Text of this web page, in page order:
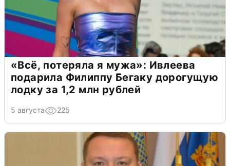
«Всё, потеряла я мужа»: Ивлеева
подарила Филиппу Бегаку дорогущую
лодку за 1,2 млн рублей
5 августа 225